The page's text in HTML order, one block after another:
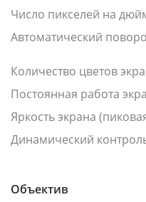
Число пикселей на
Автоматический
Количество цветов
Постоянная работа
Яркость экрана
Динамический
Объектив